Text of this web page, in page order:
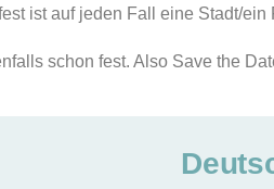
ist auf jeden Fall eine Stadt/
schon fest. Also Save the